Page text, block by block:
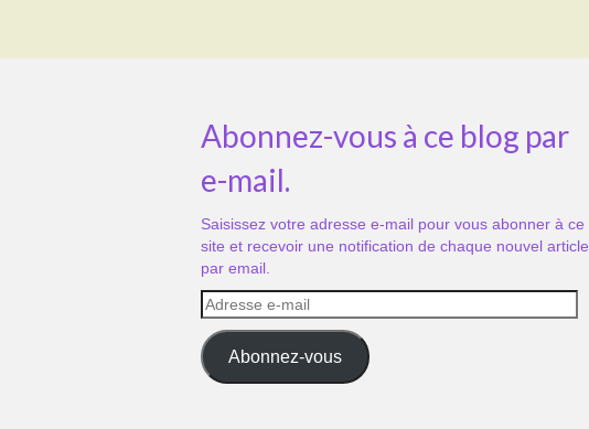
Abonnez-vous à ce blog par
e-mail.
Saisissez votre adresse e-mail pour vous abonner à ce
site et recevoir une notification de chaque nouvel article
par email.
Adresse
e-
mail
Abonnez-vous